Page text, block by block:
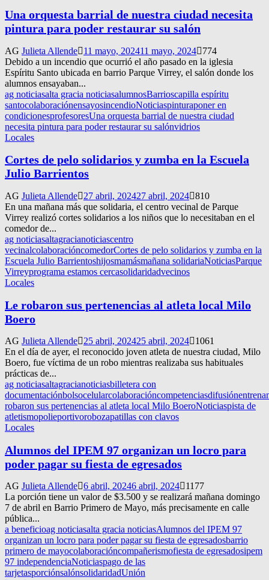
Una orquesta barrial de nuestra ciudad necesita
pintura para poder restaurar su salón
AG Julieta Allende 11 mayo, 202411 mayo, 2024
774
Debido a un incendio que ocurrió el año pasado en la iglesia
Espíritu Santo ubicada en barrio Parque Virrey, el salón donde los
alumnos ensayaban...
ag noticiasalta gracia noticiasalumnosBarrioscapilla espíritu
santocolaboraciónensayosincendioNoticiaspinturaponer en
condicionesprofesoresUna orquesta barrial de nuestra ciudad
necesita pintura para poder restaurar su salónvidrios
Locales
Cortes de pelo solidarios y zumba en la Escuela
Julio Barrientos
AG Julieta Allende 27 abril, 202427 abril, 2024 810
En una mañana más que solidaria, el centro vecinal de Parque
Virrey realizó cortes solidarios a los niños que lo necesitaban en el
comedor de...
ag noticiasaltagracianoticiascentro
vecinalcolaboracióncomedorCortes de pelo solidarios y zumba en la
Escuela Julio Barrientoshijosmamásmañana solidariaNoticiasParque
Virreyprograma estamos cercasolidaridadvecinos
Locales
Le robaron sus pertenencias al atleta local Milo
Boero
AG Julieta Allende 25 abril, 202425 abril, 2024
1061
En el día de ayer, el reconocido joven atleta de nuestra ciudad, Milo
Boero, fue víctima de un robo mientras realizaba sus habituales
prácticas de...
ag noticiasaltagracianoticiasbilletera con
documentaciónbolsocelularcolaboracióncompetenciasdifusión
robaron sus pertenencias al atleta local Milo BoeroNoticiaspista de
atletismopolieportivorobozapatillas con clavos
Locales
Alumnos del IPEM 97 organizan un locro para
poder pagar su fiesta de egresados
AG Julieta Allende 6 abril, 20246 abril, 2024
1177
La porción tiene un valor de $3.500 y se realizará mañana domingo
7 de abril en Barrio Primero de Mayo, más precisamente en calle
pública...
a beneficioag noticiasalta gracia noticiasAlumnos del IPEM 97
organizan un locro para poder pagar su fiesta de egresadosbarrio
primero de mayocolaboracióncompañerismofiesta de egresadosipem
97 independenciaNoticiaspago de las
tarjetasporciónsalónsolidaridadUnión